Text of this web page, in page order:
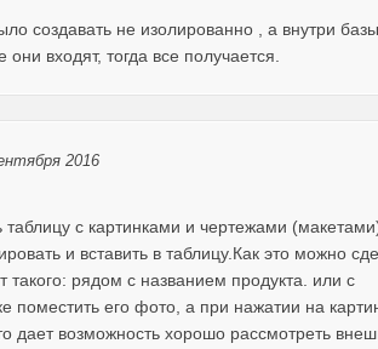
создавать не изолированно , а внутри базы
входят, тогда все получается.
2016
таблицу с картинками и чертежами
и вставить в таблицу.Как это можно
такого: рядом с названием продукта. или с
поместить его фото, а при нажатии на
дает возможность хорошо рассмотреть